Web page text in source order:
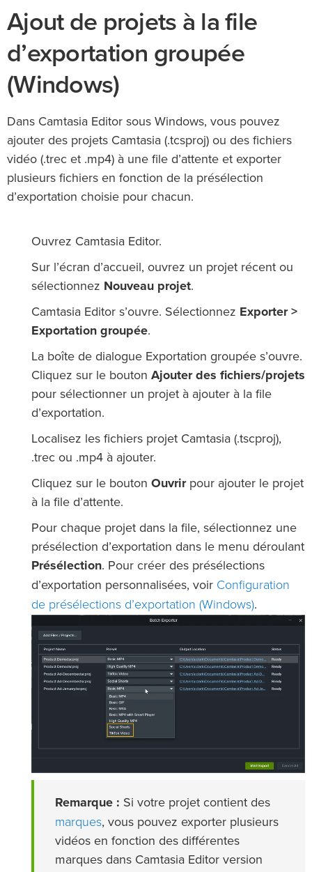
Ajout de projets à la file
d’exportation groupée
(Windows)
Dans Camtasia Editor sous Windows, vous pouvez
ajouter des projets Camtasia (.tcsproj) ou des fichiers
vidéo (.trec et .mp4) à une file d’attente et exporter
plusieurs fichiers en fonction de la présélection
d’exportation choisie pour chacun.
Ouvrez Camtasia Editor.
Sur l’écran d’accueil, ouvrez un projet récent ou
sélectionnez Nouveau projet.
Camtasia Editor s’ouvre. Sélectionnez Exporter >
Exportation groupée.
La boîte de dialogue Exportation groupée s’ouvre.
Cliquez sur le bouton Ajouter des fichiers/projets
pour sélectionner un projet à ajouter à la file
d’exportation.
Localisez les fichiers projet Camtasia (.tscproj),
.trec ou .mp4 à ajouter.
Cliquez sur le bouton Ouvrirpour ajouter le projet
à la file d’attente.
Pour chaque projet dans la file, sélectionnez une
présélection d’exportation dans le menu déroulant
Présélection. Pour créer des présélections
d’exportation personnalisées, voir Configuration
de présélections d’exportation (Windows).
Remarque : Si votre projet contient des
marques, vous pouvez exporter plusieurs
vidéos en fonction des différentes
marques dans Camtasia Editor version